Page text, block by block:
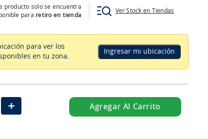
producto solo se encuentra
para retiro en tienda
Ver Stock en Tiendas
para ver los
en tu zona.
Ingresar mi ubicación
＋ Agregar Al Carrito